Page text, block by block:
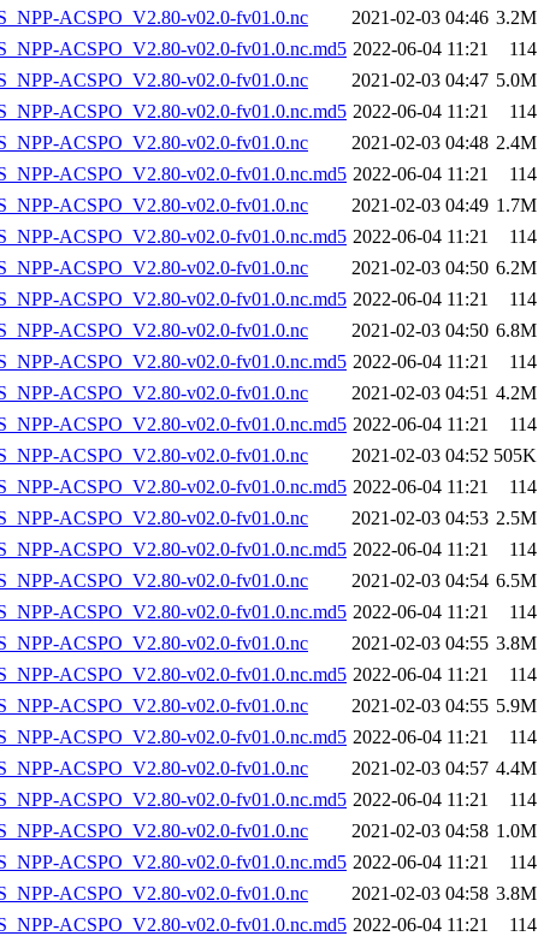
ACSPO_V2.80-v02.0-fv01.0.nc
2021-02-03 04:46 3.2M
ACSPO_V2.80-v02.0-fv01.0.nc.md5 2022-06-04 11:21
114
ACSPO_V2.80-v02.0-fv01.0.nc
2021-02-03 04:47 5.0M
ACSPO_V2.80-v02.0-fv01.0.nc.md5 2022-06-04 11:21
114
ACSPO_V2.80-v02.0-fv01.0.nc
2021-02-03 04:48 2.4M
ACSPO_V2.80-v02.0-fv01.0.nc.md5 2022-06-04 11:21
114
ACSPO_V2.80-v02.0-fv01.0.nc
2021-02-03 04:49 1.7M
ACSPO_V2.80-v02.0-fv01.0.nc.md5 2022-06-04 11:21
114
ACSPO_V2.80-v02.0-fv01.0.nc
2021-02-03 04:50 6.2M
ACSPO_V2.80-v02.0-fv01.0.nc.md5 2022-06-04 11:21
114
ACSPO_V2.80-v02.0-fv01.0.nc
2021-02-03 04:50 6.8M
ACSPO_V2.80-v02.0-fv01.0.nc.md5 2022-06-04 11:21
114
ACSPO_V2.80-v02.0-fv01.0.nc
2021-02-03 04:51 4.2M
ACSPO_V2.80-v02.0-fv01.0.nc.md5 2022-06-04 11:21
114
ACSPO_V2.80-v02.0-fv01.0.nc
2021-02-03 04:52 505K
ACSPO_V2.80-v02.0-fv01.0.nc.md5 2022-06-04 11:21
114
ACSPO_V2.80-v02.0-fv01.0.nc
2021-02-03 04:53 2.5M
ACSPO_V2.80-v02.0-fv01.0.nc.md5 2022-06-04 11:21
114
ACSPO_V2.80-v02.0-fv01.0.nc
2021-02-03 04:54 6.5M
ACSPO_V2.80-v02.0-fv01.0.nc.md5 2022-06-04 11:21
114
ACSPO_V2.80-v02.0-fv01.0.nc
2021-02-03 04:55 3.8M
ACSPO_V2.80-v02.0-fv01.0.nc.md5 2022-06-04 11:21
114
ACSPO_V2.80-v02.0-fv01.0.nc
2021-02-03 04:55 5.9M
ACSPO_V2.80-v02.0-fv01.0.nc.md5 2022-06-04 11:21
114
ACSPO_V2.80-v02.0-fv01.0.nc
2021-02-03 04:57 4.4M
ACSPO_V2.80-v02.0-fv01.0.nc.md5 2022-06-04 11:21
114
ACSPO_V2.80-v02.0-fv01.0.nc
2021-02-03 04:58 1.0M
ACSPO_V2.80-v02.0-fv01.0.nc.md5 2022-06-04 11:21
114
ACSPO_V2.80-v02.0-fv01.0.nc
2021-02-03 04:58 3.8M
ACSPO_V2.80-v02.0-fv01.0.nc.md5 2022-06-04 11:21
114